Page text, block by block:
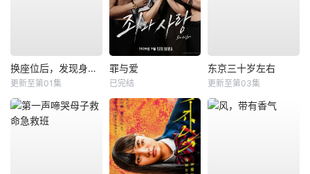
换座位后，发现身后的男生好像喜欢我
更新至第01集
罪与爱
已完结
东京三十岁左右
更新至第03集